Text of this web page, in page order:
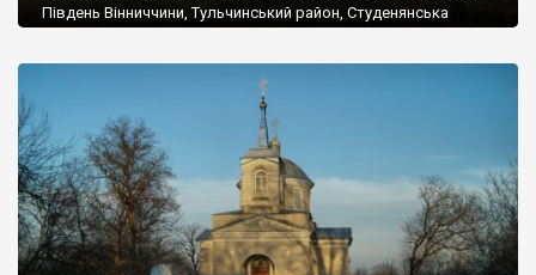
Південь Вінниччини, Тульчинський район, Студенянська
старовинний цвинтар із кам’яними хрестами. Всі епітафії, які
збереглися, написані кирилицею, церковнослов’янською
мовою. За всіма традиційними ознаками – цвинтар
український. Хрести датуються 19 століттям. У 1924-1940
роках Болган […]